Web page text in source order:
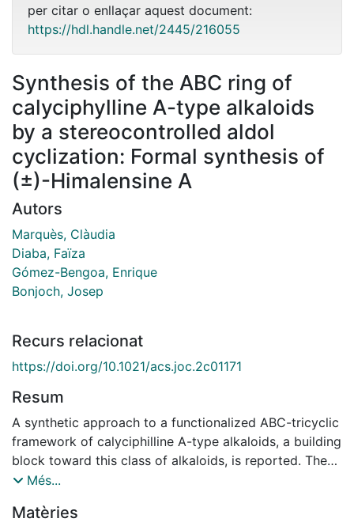
per citar o enllaçar aquest document:
https://hdl.handle.net/2445/216055
Synthesis of the ABC ring of
calyciphylline A-type alkaloids
by a stereocontrolled aldol
cyclization: Formal synthesis of
(±)-Himalensine A
Autors
Marquès, Clàudia
Diaba, Faïza
Gómez-Bengoa, Enrique
Bonjoch, Josep
Recurs relacionat
https://doi.org/10.1021/acs.joc.2c01171
Resum
A synthetic approach to a functionalized ABC-tricyclic
framework of calyciphilline A-type alkaloids, a building
block toward this class of alkaloids, is reported. The
key synthetic steps involve a radical cyclization to
closure through a stereocontrolled aldol cyclization.
Més...
Matèries